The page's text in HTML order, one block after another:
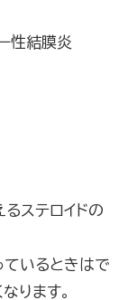
性結膜炎
ステロイドの
ているときはで
ります。